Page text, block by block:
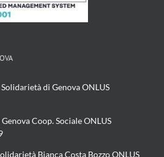
di Genova ONLUS
Coop. Sociale ONLUS
Bianca Costa Bozzo ONLUS